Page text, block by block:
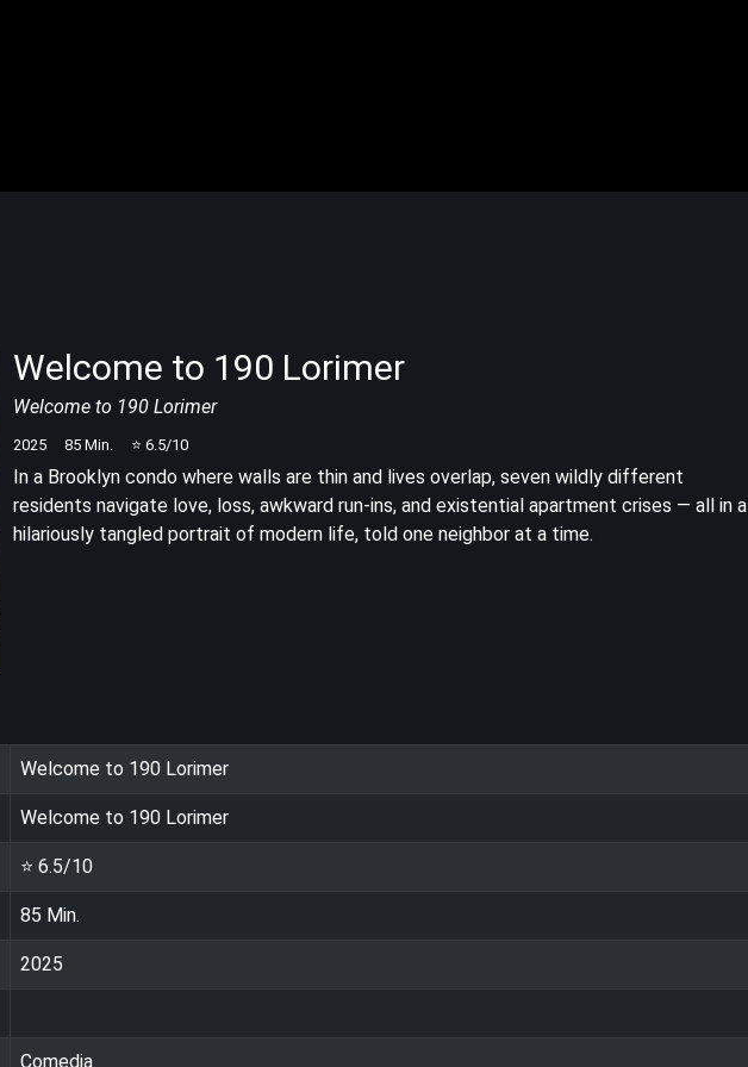
Welcome to 190 Lorimer
Welcome to 190 Lorimer
2025 85 Min. ⭐ 6.5/10
In a Brooklyn condo where walls are thin and lives overlap, seven wildly different
residents navigate love, loss, awkward run-ins, and existential apartment crises — all in a
hilariously tangled portrait of modern life, told one neighbor at a time.
Welcome to 190 Lorimer
Welcome to 190 Lorimer
⭐ 6.5/10
85 Min.
2025
Comedia